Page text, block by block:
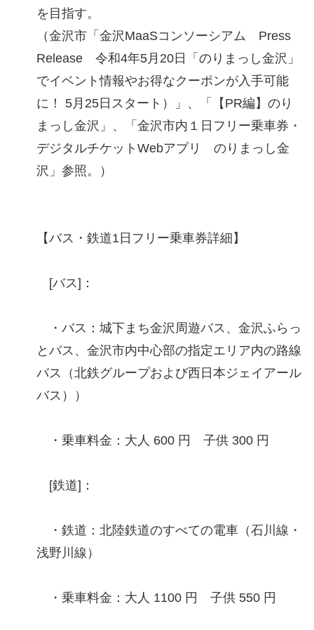
を目指す。
（金沢市「金沢MaaSコンソーシアム Press
Release 令和4年5月20日「のりまっし金沢」
でイベント情報やお得なクーポンが入手可能
に！ 5月25日スタート）」、「【PR編】のり
まっし金沢」、「金沢市内１日フリー乗車券・
デジタルチケットWebアプリ のりまっし金
沢」参照。）
【バス・鉄道1日フリー乗車券詳細】
[バス]：
・バス：城下まち金沢周遊バス、金沢ふらっ
とバス、金沢市内中心部の指定エリア内の路線
バス（北鉄グループおよび西日本ジェイアール
バス））
・乗車料金：大人 600 円 子供 300 円
[鉄道]：
・鉄道：北陸鉄道のすべての電車（石川線・
浅野川線）
・乗車料金：大人 1100 円 子供 550 円